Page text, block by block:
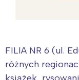
FILIA NR 6 (ul.
różnych
książek,